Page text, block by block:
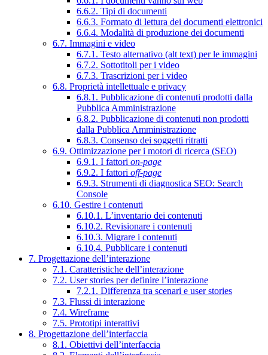
6.6.2. Tipi di documenti
6.6.3. Formato di lettura dei documenti elettronici
6.6.4. Modalità di produzione dei documenti
6.7. Immagini e video
6.7.1. Testo alternativo (alt text) per le immagini
6.7.2. Sottotitoli per i video
6.7.3. Trascrizioni per i video
6.8. Proprietà intellettuale e privacy
6.8.1. Pubblicazione di contenuti prodotti dalla
Pubblica Amministrazione
6.8.2. Pubblicazione di contenuti non prodotti
dalla Pubblica Amministrazione
6.8.3. Consenso dei soggetti ritratti
6.9. Ottimizzazione per i motori di ricerca (SEO)
6.9.1. I fattori on-page
6.9.2. I fattori off-page
6.9.3. Strumenti di diagnostica SEO: Search
Console
6.10. Gestire i contenuti
6.10.1. L’inventario dei contenuti
6.10.2. Revisionare i contenuti
6.10.3. Migrare i contenuti
6.10.4. Pubblicare i contenuti
7. Progettazione dell’interazione
7.1. Caratteristiche dell’interazione
7.2. User stories per definire l’interazione
7.2.1. Differenza tra scenari e user stories
7.3. Flussi di interazione
7.4. Wireframe
7.5. Prototipi interattivi
8. Progettazione dell’interfaccia
8.1. Obiettivi dell’interfaccia